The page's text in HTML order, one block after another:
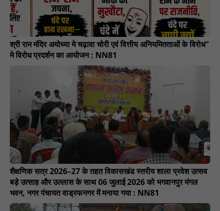
श्री राम मंदिर अयोध्या मे चढ़ावा चोरी एवं वित्तीय अनियमितताओं के विरोध"
मे विरोध प्रदर्शन का आयोजन : NN81
शैक्षणिक सत्र 2026–27 के तहत विकासखंड स्तरीय शाला प्रवेश उत्सव
बड़े उत्साह और उल्लास के साथ 06 जुलाई 2026 को भगवानपुर मंगल
भवन, नगर पंचायत वाड्रफनगर में मनाया गया : NN81